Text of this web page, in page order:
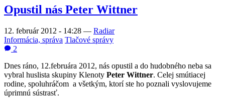
Opustil nás Peter Wittner
12. február 2012 - 14:28 — Radiar
Informácia, správa Tlačové správy
2
Dnes ráno, 12.februára 2012, nás opustil a do hudobného neba sa
vybral huslista skupiny Klenoty Peter Wittner. Celej smútiacej
rodine, spoluhráčom a všetkým, ktorí ste ho poznali vyslovujeme
úprimnú sústrasť.